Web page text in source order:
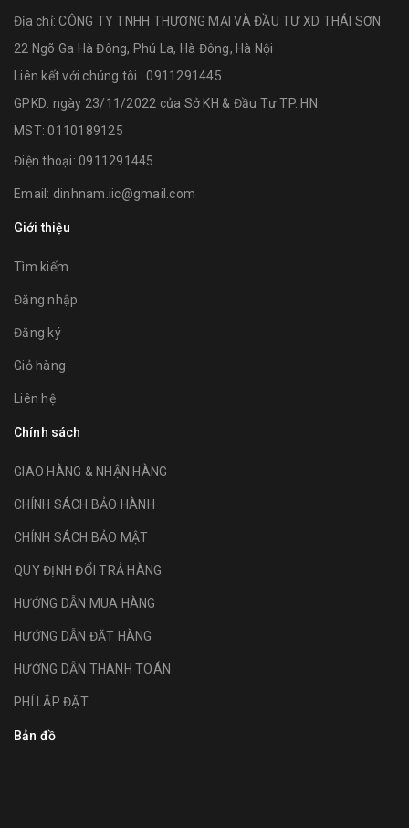
Địa chỉ:CÔNG TY TNHH THƯƠNG MẠI VÀ ĐẦU TƯ XD THÁI SƠN
22 Ngõ Ga Hà Đông, Phú La, Hà Đông, Hà Nội
Liên kết với chúng tôi : 0911291445
GPKD: ngày 23/11/2022 của Sở KH & Đầu Tư TP. HN
MST: 0110189125
Điện thoại: 0911291445
Email: dinhnam.iic@gmail.com
Giới thiệu
Tìm kiếm
Đăng nhập
Đăng ký
Giỏ hàng
Liên hệ
Chính sách
GIAO HÀNG & NHẬN HÀNG
CHÍNH SÁCH BẢO HÀNH
CHÍNH SÁCH BẢO MẬT
QUY ĐỊNH ĐỔI TRẢ HÀNG
HƯỚNG DẪN MUA HÀNG
HƯỚNG DẪN ĐẶT HÀNG
HƯỚNG DẪN THANH TOÁN
PHÍ LẮP ĐẶT
Bản đồ